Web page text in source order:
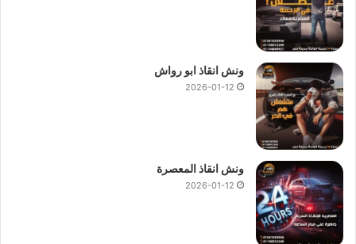
ونش انقاذ ابو رواش
2026-01-12
ونش انقاذ المعصرة
2026-01-12